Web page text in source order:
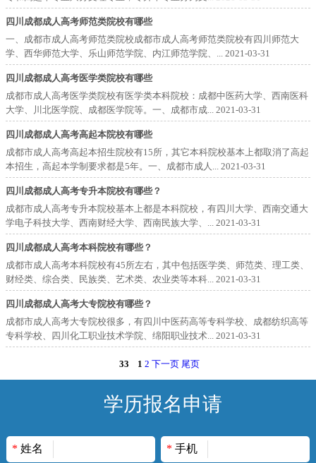
四川成都成人高考师范类院校有哪些
一、成都市成人高考师范类院校成都市成人高考师范类院校有四川师范大
学、西华师范大学、乐山师范学院、内江师范学院、... 2021-03-31
四川成都成人高考医学类院校有哪些
成都市成人高考医学类院校有医学类本科院校：成都中医药大学、西南医科
大学、川北医学院、成都医学院等。一、成都市成... 2021-03-31
四川成都成人高考高起本院校有哪些
成都市成人高考高起本招生院校有15所，其它本科院校基本上都取消了高起
本招生，高起本学制要求都是5年。一、成都市成人... 2021-03-31
四川成都成人高考专升本院校有哪些？
成都市成人高考专升本院校基本上都是本科院校，有四川大学、西南交通大
学电子科技大学、西南财经大学、西南民族大学、... 2021-03-31
四川成都成人高考本科院校有哪些？
成都市成人高考本科院校有45所左右，其中包括医学类、师范类、理工类、
财经类、综合类、民族类、艺术类、农业类等本科... 2021-03-31
四川成都成人高考大专院校有哪些？
成都市成人高考大专院校很多，有四川中医药高等专科学校、成都纺织高等
专科学校、四川化工职业技术学院、绵阳职业技术... 2021-03-31
33 1 2 下一页 尾页
学历报名申请
* 姓名 * 手机